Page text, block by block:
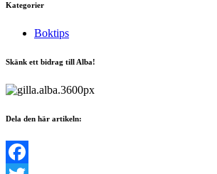
Kategorier
Boktips
Skänk ett bidrag till Alba!
Dela den här artikeln: